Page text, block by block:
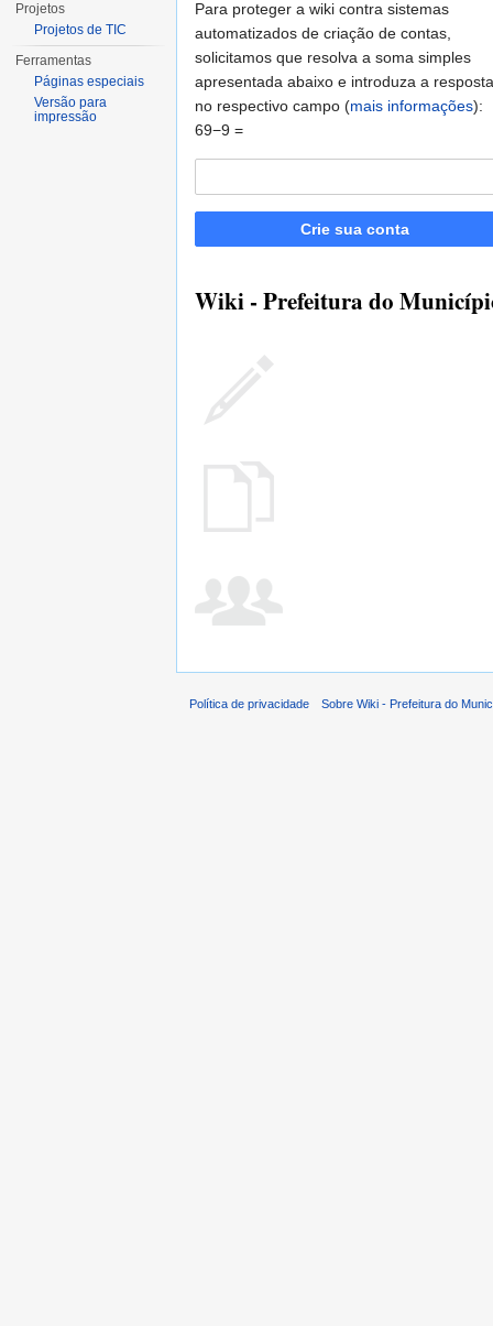
Para proteger a wiki contra sistemas
automatizados de criação de contas,
solicitamos que resolva a soma simples
apresentada abaixo e introduza a resposta
no respectivo campo (mais informações):
69−9 =
Crie sua conta
Wiki - Prefeitura do
Projetos
Projetos de TIC
Ferramentas
Páginas especiais
Versão para
impressão
Política de privacidade Sobre Wiki - Prefeitura do